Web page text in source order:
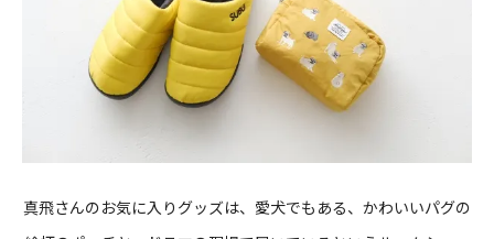
真飛さんのお気に入りグッズは、愛犬でもある、かわいいパグの